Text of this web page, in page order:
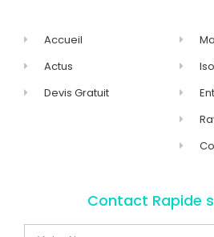
Accueil
Actus
Devis Gratuit
Contact Rapide